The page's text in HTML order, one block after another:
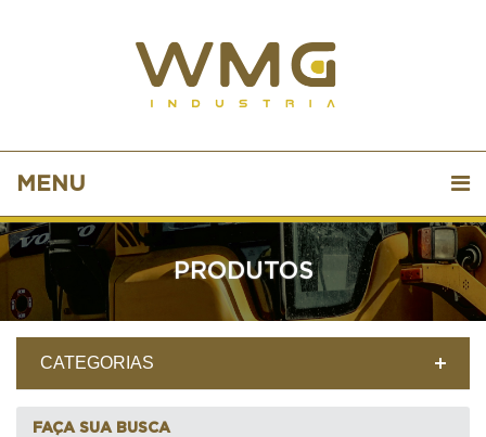
MENU
PRODUTOS
CATEGORIAS
FAÇA SUA BUSCA